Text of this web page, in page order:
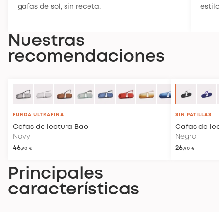
gafas de sol, sin receta.
Nuestras
recomendaciones
FUNDA ULTRAFINA
Gafas de lectura
Bao
Navy
46,90 €
SIN PATILLAS
Gafas de
Negro
26,90 €
Principales
características